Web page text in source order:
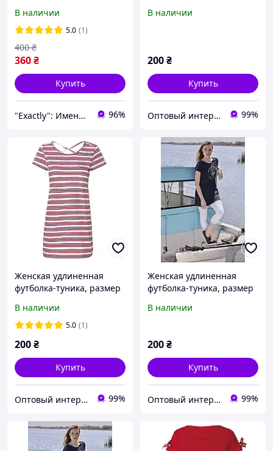
В наличии
5.0 (1)
360₴
400 ₴
Купить
"Exactly": Именно то, что Вы искали! 96%
полоску
В наличии
200₴
Купить
Оптовый интернет-магазин av-style.com.ua 99%
Женская удлиненная
футболка-туника, размер
полоску
В наличии
5.0 (1)
200₴
Купить
Оптовый интернет-магазин av-style.com.ua 99%
Женская удлиненная
футболка-туника, размер
В наличии
200₴
Купить
Оптовый интернет-магазин av-style.com.ua 99%